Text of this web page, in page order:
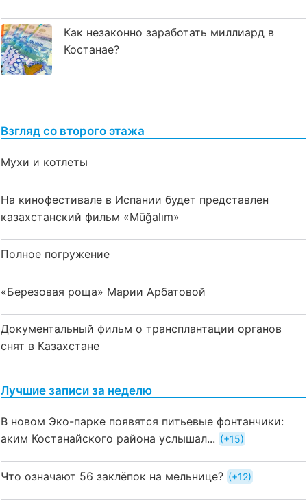
Как незаконно заработать миллиард в
Костанае?
Взгляд со второго этажа
Мухи и котлеты
На кинофестивале в Испании будет представлен
казахстанский фильм «Mūğalım»
Полное погружение
«Березовая роща» Марии Арбатовой
Документальный фильм о трансплантации органов
снят в Казахстане
Лучшие записи за неделю
В новом Эко-парке появятся питьевые фонтанчики:
аким Костанайского района услышал...
+15
Что означают 56 заклёпок на мельнице? +12